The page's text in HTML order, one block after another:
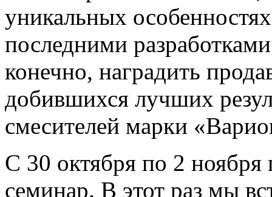
уникальных
последними
конечно, наградить
добившихся лучших
смесителей марки
С 30 октября по 2
семинар. В этот раз мы